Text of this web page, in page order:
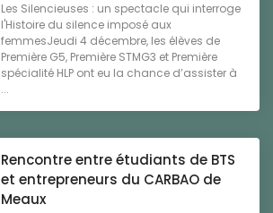
Les Silencieuses : un spectacle qui interroge
l'Histoire du silence imposé aux
femmesJeudi 4 décembre, les élèves de
Première G5, Première STMG3 et Première
spécialité HLP ont eu la chance d’assister à
...
Rencontre entre étudiants de BTS
et entrepreneurs du CARBAO de
Meaux